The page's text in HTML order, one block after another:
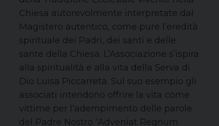
Chiesa autorevolmente interpretate dal
Magistero autentico, come pure l’eredità
spirituale dei Padri, dei santi e delle
sante della Chiesa. L’Associazione s’ispira
alla spiritualità e alla vita della Serva di
Dio Luisa Piccarreta. Sul suo esempio gli
associati intendono offrire la vita come
vittime per l’adempimento delle parole
del Padre Nostro “Adveniat Regnum